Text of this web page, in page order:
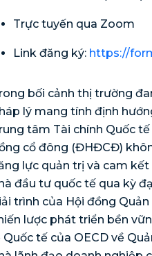
Trực tuyến qua Zoom
Link đăng ký: https://
bối cảnh thị trường
lý mang tính định
tâm Tài chính Quốc
cổ đông (ĐHĐCĐ)
lực quản trị và cam
đầu tư quốc tế qua kỳ
trình của Hội đồng
lược phát triển bền
Quốc tế của OECD về